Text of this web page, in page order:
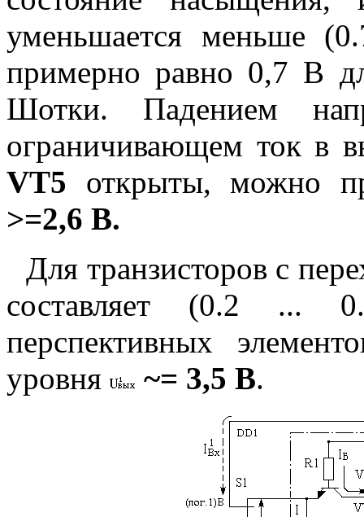
уменьшается меньше
примерно равно 0,7 В
Шотки. Падением
ограничивающем ток в
VT5 открыты, можно
>=2,6 В.
Для транзисторов с
составляет (0.2 ...
перспективных
уровня
~= 3,5 В.